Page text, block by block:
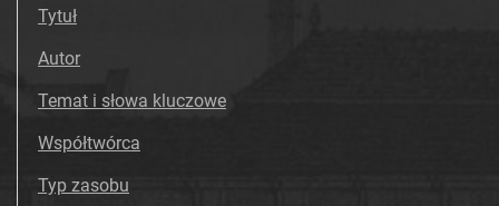
Tarnowskie Azoty : Organ Samorządu
Robotniczego Zakładów Azotowych im.
Tarnowskie Azoty : Organ Samorządu
Robotniczego Zakładów Azotowych im.
Tytuł
Autor
Temat i słowa kluczowe
Współtwórca
Typ zasobu